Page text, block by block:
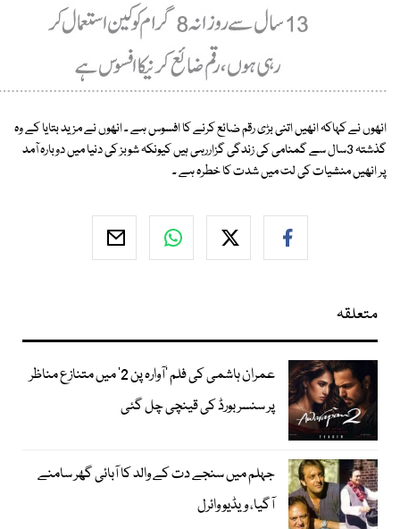
انھوں نے کہاکہ انھیں اتنی بڑی رقم ضائع کرنے کا افسوس ہے ۔ انھوں نے مزید بتایا کے وہ
گذشتہ 3سال سے گمنامی کی زندگی گزاررہی ہیں کیونکہ شوبز کی دنیا میں دوبارہ آمد
پر انھیں منشیات کی لت میں شدت کا خطرہ ہے ۔
متعلقہ
عمران ہاشمی کی فلم ’آوارہ پن 2‘ میں متنازع مناظر
پر سنسر بورڈ کی قینچی چل گئی
جہلم میں سنجے دت کے والد کا آبائی گھر سامنے
آگیا، ویڈیو وائرل